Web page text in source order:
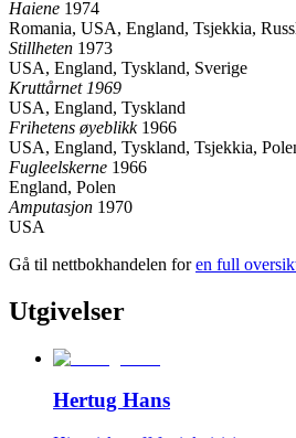
Haiene 1974
Romania, USA, England, Tsjekkia,
Stillheten 1973
USA, England, Tyskland, Sverige
Kruttårnet 1969
USA, England, Tyskland
Frihetens øyeblikk1966
USA, England, Tyskland, Tsjekkia,
Fugleelskerne 1966
England, Polen
Amputasjon 1970
USA
Gå til nettbokhandelen foren full
Utgivelser
Hertug Hans